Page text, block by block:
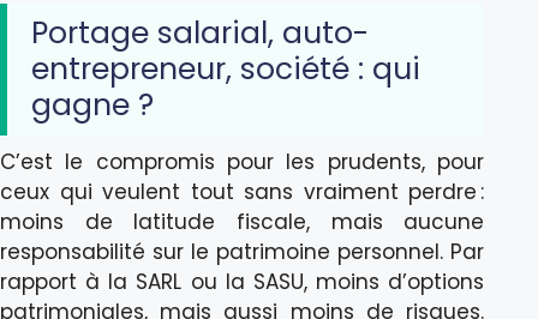
Portage salarial, auto-
entrepreneur, société : qui
gagne ?
C’est le compromis pour les prudents, pour
ceux qui veulent tout sans vraiment perdre :
moins de latitude fiscale, mais aucune
responsabilité sur le patrimoine personnel. Par
rapport à la SARL ou la SASU, moins d’options
patrimoniales, mais aussi moins de risques.